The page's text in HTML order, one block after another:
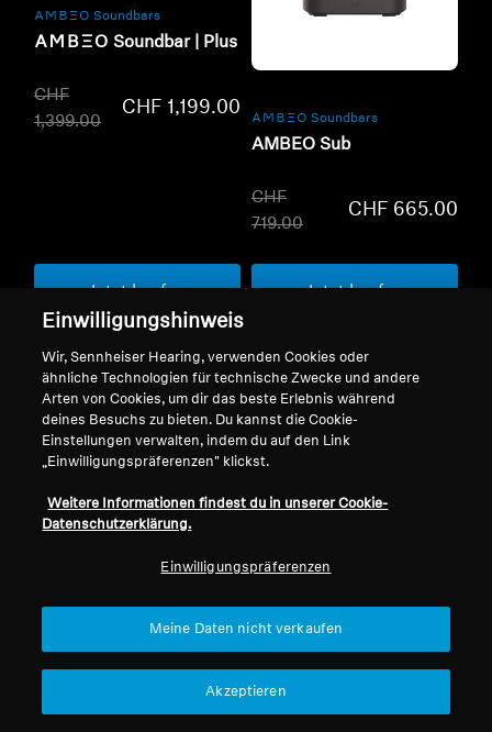
-AMBEO- Soundbars
-AMBEO- Soundbar | Plus
CHF
1,399.00
CHF 1,199.00
Jetzt kaufen
-AMBEO- Soundbars
AMBEO Sub
CHF
719.00
CHF 665.00
Jetzt kaufen
Kundenbewertungen
5.00 von 5
Basierend auf 1 Bewertung
0
Einwilligungshinweis
Wir, Sennheiser Hearing, verwenden Cookies oder
ähnliche Technologien für technische Zwecke und andere
Arten von Cookies, um dir das beste Erlebnis während
deines Besuchs zu bieten. Du kannst die Cookie-
Einstellungen verwalten, indem du auf den Link
„Einwilligungspräferenzen" klickst.
Weitere Informationen findest du in unserer Cookie-
Datenschutzerklärung.
Einwilligungspräferenzen
Meine Daten nicht verkaufen
Akzeptieren